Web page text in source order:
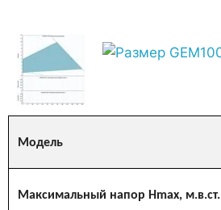
Модель
Максимальный напор Hmax, м.в.ст.